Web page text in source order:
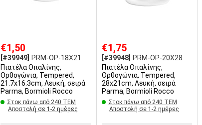
€1,50
[#39949]
PRM-OP-18X21
Πιατέλα Οπαλίνης,
Ορθογώνια, Tempered,
21.7x16.3cm, Λευκή, σειρά
Parma, Bormioli Rocco
Στοκ πάνω από 240 ΤΕΜ
Αποστολή σε 1-2 ημέρες
€1,75
[#39948]
PRM-OP-20X28
Πιατέλα Οπαλίνης,
Ορθογώνια, Tempered,
28x21cm, Λευκή, σειρά
Parma, Bormioli Rocco
Στοκ πάνω από 240 ΤΕΜ
Αποστολή σε 1-2 ημέρες